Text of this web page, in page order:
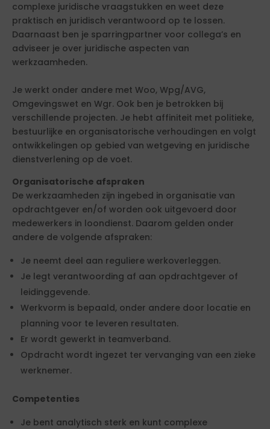
complexe juridische vraagstukken en weet deze
praktisch en juridisch verantwoord op te lossen.
Daarnaast ben je sparringpartner voor collega’s en
adviseer je over juridische aspecten van
werkzaamheden.
Je werkt onder andere met Woo, Wpg/AVG,
Omgevingswet en Wgr. Ook ben je betrokken bij
verschillende projecten. Je hebt affiniteit met politieke,
bestuurlijke en organisatorische verhoudingen en volgt
ontwikkelingen op gebied van wetgeving en juridische
dienstverlening op de voet.
Organisatorische afspraken
De werkzaamheden zijn ingebed in organisatie van
opdrachtgever en/of worden ook uitgevoerd door
medewerkers in loondienst. Daarom gelden onder
andere de volgende afspraken:
Je neemt deel aan reguliere werkoverleggen.
Je legt verantwoording af aan opdrachtgever of
leidinggevende.
Werkvorm is bepaald, onder andere door locatie en
planning voor te leveren resultaten.
Er wordt gewerkt in teamverband.
Opdracht wordt ingezet ter vervanging van een zieke
werknemer.
Competenties
Je bent analytisch sterk en kunt complexe